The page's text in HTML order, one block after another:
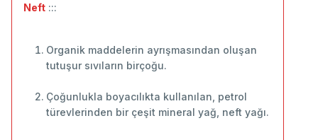
Neft :::
Organik maddelerin ayrışmasından oluşan
tutuşur sıvıların birçoğu.
Çoğunlukla boyacılıkta kullanılan, petrol
türevlerinden bir çeşit mineral yağ, neft yağı.